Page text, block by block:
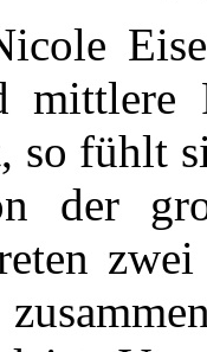
mittlere
so fühlt
der